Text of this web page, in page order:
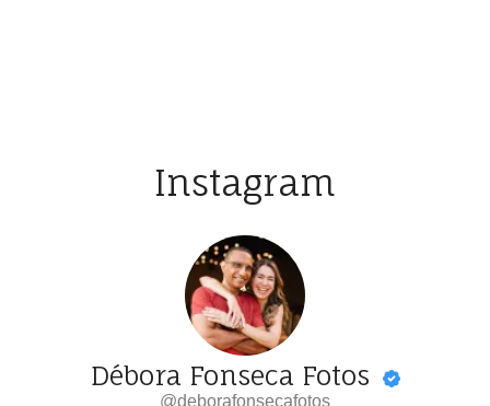
Instagram
Débora Fonseca Fotos
@deborafonsecafotos